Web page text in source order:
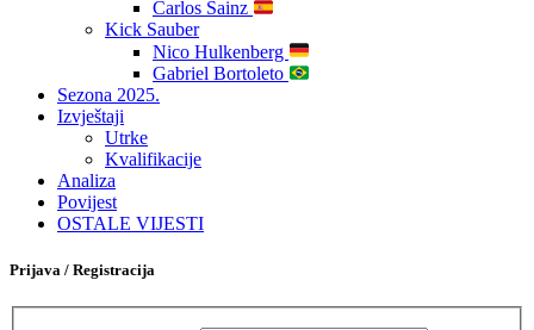
Carlos Sainz
Kick Sauber
Nico Hulkenberg
Gabriel Bortoleto
Sezona 2025.
Izvještaji
Utrke
Kvalifikacije
Analiza
Povijest
OSTALE VIJESTI
Prijava / Registracija